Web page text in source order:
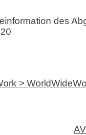
des
>